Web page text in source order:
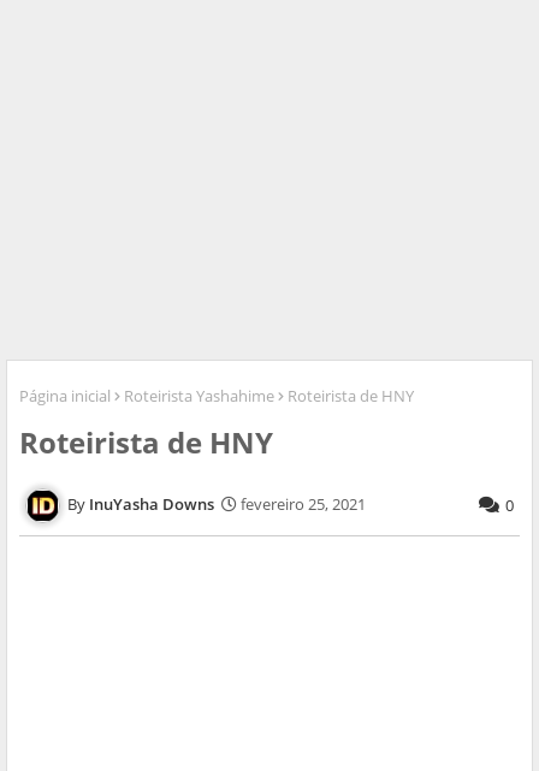
Página inicial Roteirista Yashahime Roteirista de HNY
Roteirista de HNY
InuYasha Downs fevereiro 25, 2021 0